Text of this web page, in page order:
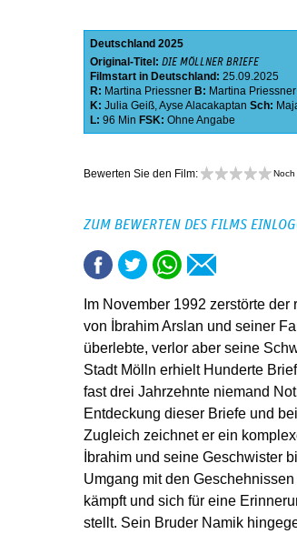
Deutschland 2025
Original-Titel: DIE MÖLLNER BRIEFE
Filmstart in Deutschland: 25.09.2025
R: Martina Priessner B: Martina Priessner
K: Julia Geiß,Ayse Alacakaptan Sch:
L: 96 Min FSK: Ohne Angabe
Bewerten Sie den Film:
ZUM BEWERTEN DES FILMS
Im November 1992 zerstörte
von İbrahim Arslan und seiner
überlebte, verlor aber seine
Stadt Mölln erhielt Hunderte
fast drei Jahrzehnte niemand
Entdeckung dieser Briefe und
Zugleich zeichnet er ein
İbrahim und seine Geschwister
Umgang mit den
kämpft und sich für eine
stellt. Sein Bruder Namik